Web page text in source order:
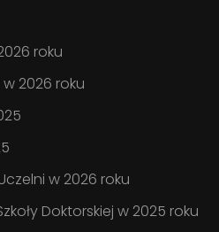
roku
2026 roku
w 2026 roku
Doktorskiej w 2025 roku